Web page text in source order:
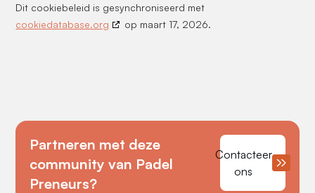
Dit cookiebeleid is gesynchroniseerd met
cookiedatabase.org
op maart 17, 2026.
Partneren met deze
community van Padel
Preneurs?
Contacteer
ons